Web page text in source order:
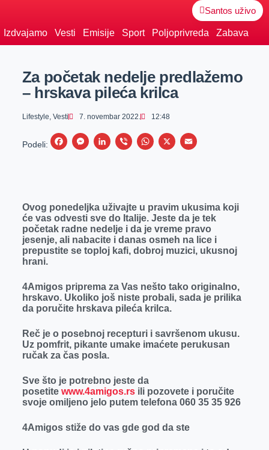
Santos uživo
Izdvajamo Vesti Emisije Sport Poljoprivreda Zabava
Za početak nedelje predlažemo
– hrskava pileća krilca
Lifestyle, Vesti 7. novembar 2022. 12:48
Podeli:
F
b
o
o
M
e
n
g
L
e
d
I
V
r
W
s
A
p
X
E
l
Ovog ponedeljka uživajte u pravim ukusima koji
će vas odvesti sve do Italije. Jeste da je tek
početak radne nedelje i da je vreme pravo
jesenje, ali nabacite i danas osmeh na lice i
prepustite se toploj kafi, dobroj muzici, ukusnoj
hrani.
4Amigos priprema za Vas nešto tako originalno,
hrskavo. Ukoliko još niste probali, sada je prilika
da poručite hrskava pileća krilca.
Reč je o posebnoj recepturi i savršenom ukusu.
Uz pomfrit, pikante umake imaćete perukusan
ručak za čas posla.
Sve što je potrebno jeste da
posetitewww.4amigos.rsili pozovete i poručite
svoje omiljeno jelo putem telefona 060 35 35 926
4Amigos stiže do vas gde god da ste